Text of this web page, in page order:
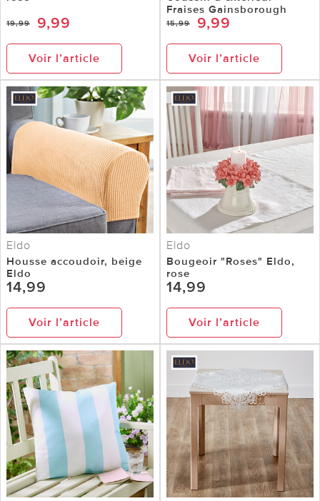
19,99 9,99
Voir l’article
Fraises Gainsborough
15,99 9,99
Voir l’article
Eldo
Housse accoudoir, beige
Eldo
14,99
Voir l’article
Eldo
Bougeoir "Roses" Eldo,
rose
14,99
Voir l’article